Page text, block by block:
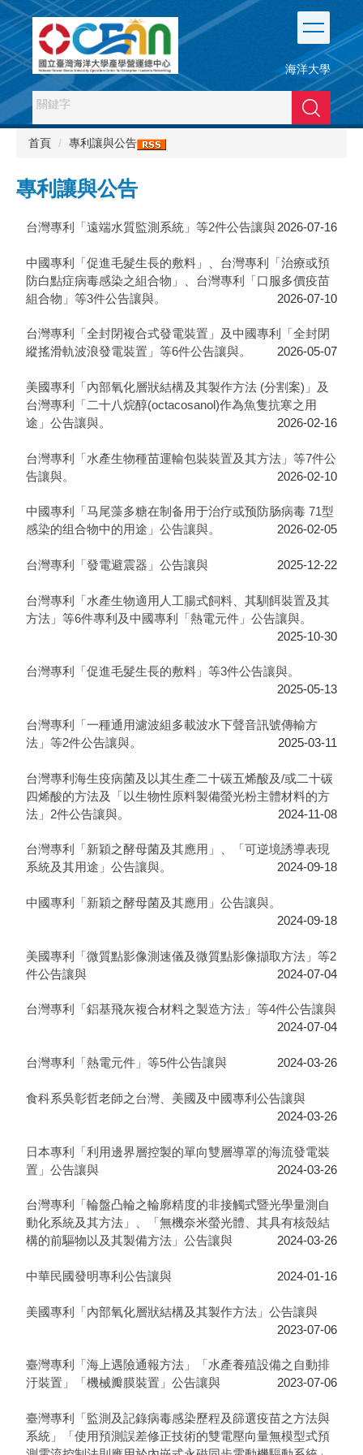
跳
到
主
要
內
容
區
海洋大學
搜尋
首頁 專利讓與公告
專利讓與公告
台灣專利「遠端水質監測系統」等2件公告讓與 2026-07-16
中國專利「促進毛髮生長的敷料」、台灣專利「治療或預
防白點症病毒感染之組合物」、台灣專利「口服多價疫苗
組合物」等3件公告讓與。
2026-07-10
台灣專利「全封閉複合式發電裝置」及中國專利「全封閉
縱搖滑軌波浪發電裝置」等6件公告讓與。
2026-05-07
美國專利「內部氧化層狀結構及其製作方法 (分割案)」及
台灣專利「二十八烷醇(octacosanol)作為魚隻抗寒之用
途」公告讓與。
2026-02-16
台灣專利「水產生物種苗運輸包裝裝置及其方法」等7件公
告讓與。
2026-02-10
中國專利「马尾藻多糖在制备用于治疗或预防肠病毒 71型
感染的组合物中的用途」公告讓與。
2026-02-05
台灣專利「發電避震器」公告讓與 2025-12-22
台灣專利「水產生物適用人工腸式飼料、其馴餌裝置及其
方法」等6件專利及中國專利「熱電元件」公告讓與。
2025-10-30
台灣專利「促進毛髮生長的敷料」等3件公告讓與。
2025-05-13
台灣專利「一種通用濾波組多載波水下聲音訊號傳輸方
法」等2件公告讓與。
2025-03-11
台灣專利海生疫病菌及以其生產二十碳五烯酸及/或二十碳
四烯酸的方法及「以生物性原料製備螢光粉主體材料的方
法」2件公告讓與。
2024-11-08
台灣專利「新穎之酵母菌及其應用」、「可逆境誘導表現
系統及其用途」公告讓與。
2024-09-18
中國專利「新穎之酵母菌及其應用」公告讓與。
2024-09-18
美國專利「微質點影像測速儀及微質點影像擷取方法」等2
件公告讓與
2024-07-04
台灣專利「鋁基飛灰複合材料之製造方法」等4件公告讓與
2024-07-04
台灣專利「熱電元件」等5件公告讓與 2024-03-26
食科系吳彰哲老師之台灣、美國及中國專利公告讓與
2024-03-26
日本專利「利用邊界層控製的單向雙層導罩的海流發電裝
置」公告讓與
2024-03-26
台灣專利「輪盤凸輪之輪廓精度的非接觸式暨光學量測自
動化系統及其方法」、「無機奈米螢光體、其具有核殼結
構的前驅物以及其製備方法」公告讓與
2024-03-26
中華民國發明專利公告讓與 2024-01-16
美國專利「內部氧化層狀結構及其製作方法」公告讓與
2023-07-06
臺灣專利「海上遇險通報方法」「水產養殖設備之自動排
汙裝置」「機械瓣膜裝置」公告讓與
2023-07-06
臺灣專利「監測及記錄病毒感染歷程及篩選疫苗之方法與
系統」「使用預測誤差修正技術的雙電壓向量無模型式預